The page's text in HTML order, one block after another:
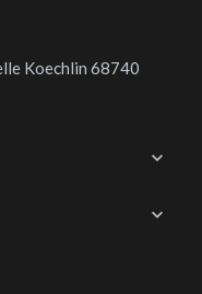
Koechlin 68740

